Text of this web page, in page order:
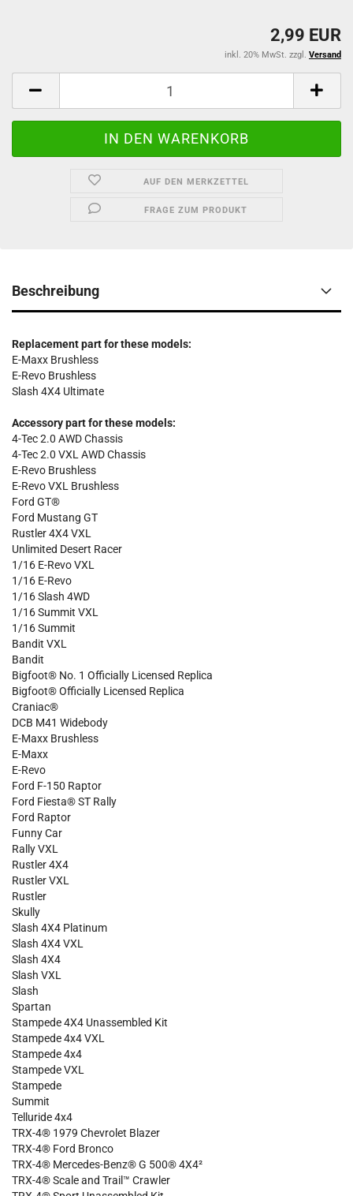
2,99 EUR
inkl. 20% MwSt. zzgl. Versand
AUF DEN MERKZETTEL
FRAGE ZUM PRODUKT
Beschreibung
Replacement part for these models:
E-Maxx Brushless
E-Revo Brushless
Slash 4X4 Ultimate
Accessory part for these models:
4-Tec 2.0 AWD Chassis
4-Tec 2.0 VXL AWD Chassis
E-Revo Brushless
E-Revo VXL Brushless
Ford GT®
Ford Mustang GT
Rustler 4X4 VXL
Unlimited Desert Racer
1/16 E-Revo VXL
1/16 E-Revo
1/16 Slash 4WD
1/16 Summit VXL
1/16 Summit
Bandit VXL
Bandit
Bigfoot® No. 1 Officially Licensed Replica
Bigfoot® Officially Licensed Replica
Craniac®
DCB M41 Widebody
E-Maxx Brushless
E-Maxx
E-Revo
Ford F-150 Raptor
Ford Fiesta® ST Rally
Ford Raptor
Funny Car
Rally VXL
Rustler 4X4
Rustler VXL
Rustler
Skully
Slash 4X4 Platinum
Slash 4X4 VXL
Slash 4X4
Slash VXL
Slash
Spartan
Stampede 4X4 Unassembled Kit
Stampede 4x4 VXL
Stampede 4x4
Stampede VXL
Stampede
Summit
Telluride 4x4
TRX-4® 1979 Chevrolet Blazer
TRX-4® Ford Bronco
TRX-4® Mercedes-Benz® G 500® 4X4²
TRX-4® Scale and Trail™ Crawler